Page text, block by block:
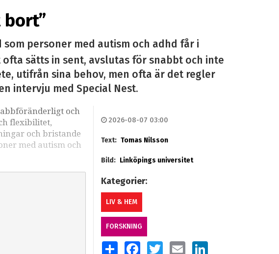
personer med autism och adhd får i
sätts in sent, avslutas för snabbt och inte
utifrån sina behov, men ofta är det regler
intervju med Special Nest.
och
flexibilitet,
och bristande
med autism och
2026-08-07 03:00
Text: Tomas Nilsson
Bild: Linköpings universitet
Kategorier:
LIV & HEM
FORSKNING
SHARE FACEBOOKTWITTEREMAIL LINKEDIN